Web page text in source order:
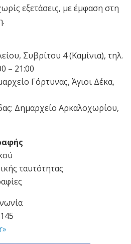
εξετάσεις, με έμφαση στη
Συβρίτου 4 (Καμίνια), τηλ.
– 21:00
Γόρτυνας, Άγιοι Δέκα,
Δημαρχείο Αρκαλοχωρίου,
ταυτότητας